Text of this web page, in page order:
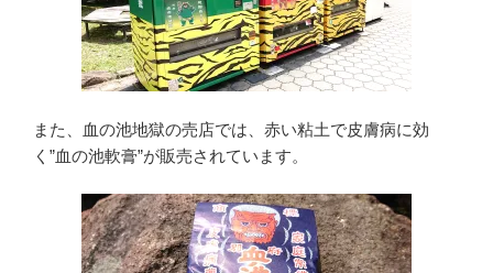
また、血の池地獄の売店では、赤い粘土で皮膚病に効
く”血の池軟膏”が販売されています。